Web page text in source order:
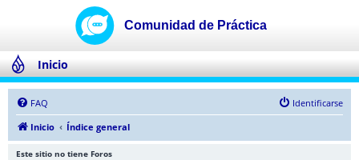
Inicio
FAQ
Identificarse
Inicio
Índice general
Este sitio no tiene Foros